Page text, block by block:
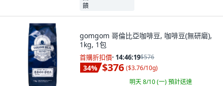
gomgom 哥倫比亞咖啡豆, 咖啡豆(無研磨),
1kg, 1包
首購折扣價· 14:46:17$576
34% $376 ($3.76/10g)
明天 8/10 (一)預計送達